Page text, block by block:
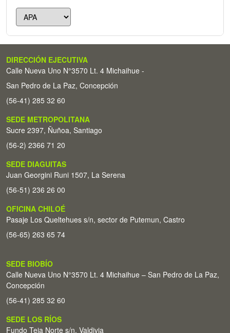
DIRECCIÓN EJECUTIVA
Calle Nueva Uno N°3570 Lt. 4 Michaihue -
San Pedro de La Paz, Concepción
(56-41) 285 32 60
SEDE METROPOLITANA
Sucre 2397, Ñuñoa, Santiago
(56-2) 2366 71 20
SEDE DIAGUITAS
Juan Georgini Runi 1507, La Serena
(56-51) 236 26 00
OFICINA CHILOÉ
Pasaje Los Queltehues s/n, sector de Putemun, Castro
(56-65) 263 65 74
SEDE BIOBÍO
Calle Nueva Uno N°3570 Lt. 4 Michaihue – San Pedro de La Paz,
Concepción
(56-41) 285 32 60
SEDE LOS RÍOS
Fundo Teja Norte s/n. Valdivia